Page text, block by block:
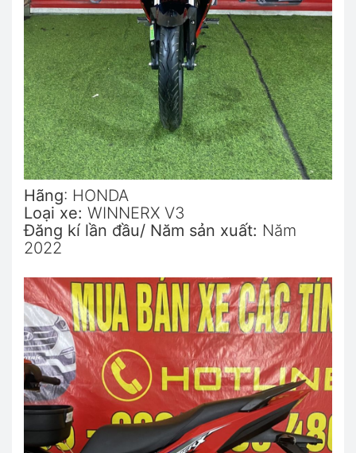
Hãng: HONDA
Loại xe: WINNERX V3
Đăng kí lần đầu/ Năm sản xuất: Năm
2022